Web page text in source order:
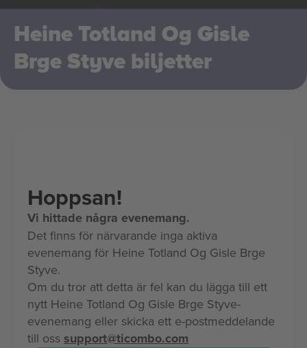
Heine Totland Og Gisle
Brge Styve biljetter
Hoppsan!
Vi hittade några evenemang.
Det finns för närvarande inga aktiva
evenemang för Heine Totland Og Gisle Brge
Styve.
Om du tror att detta är fel kan du lägga till ett
nytt Heine Totland Og Gisle Brge Styve-
evenemang eller skicka ett e-postmeddelande
till oss support@ticombo.com